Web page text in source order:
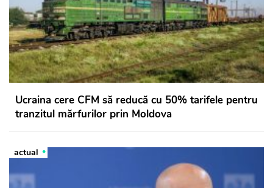
Ucraina cere CFM să reducă cu 50% tarifele pentru
tranzitul mărfurilor prin Moldova
actual